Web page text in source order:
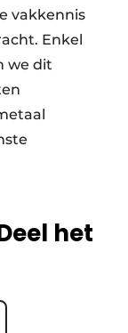
vakkennis
Enkel
we dit
het